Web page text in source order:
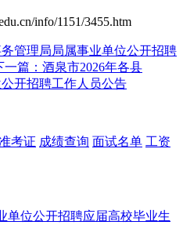
info/1151/3455.htm
务管理局局属事业单位公开招聘
一篇：酒泉市2026年各县
开招聘工作人员公告
考证 成绩查询 面试名单 工资
单位公开招聘应届高校毕业生